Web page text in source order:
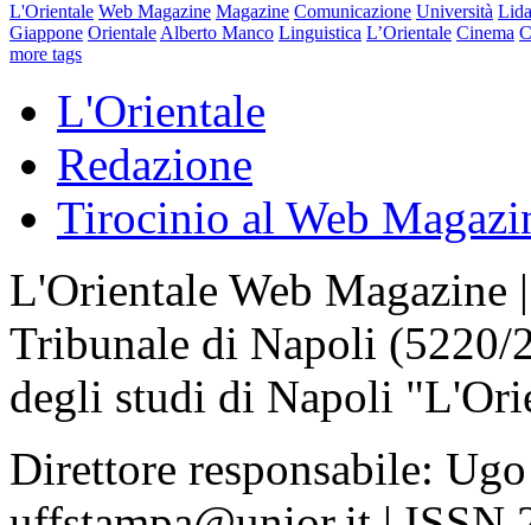
L'Orientale Web Magazine Magazine Comunicazione Università
Giappone Orientale Alberto Manco Linguistica L’Orientale Cinema
more tags
L'Orientale
Redazione
Tirocinio al Web
L'Orientale Web Magazine
Tribunale di Napoli
degli studi di Napoli
Direttore responsabile: